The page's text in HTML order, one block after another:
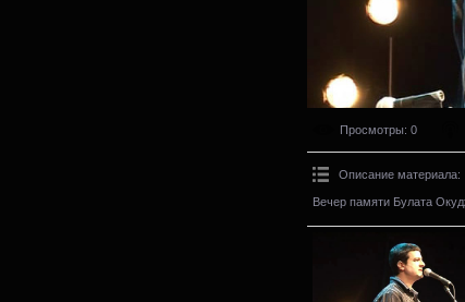
Просмотры: 0
Описание материала:
Вечер памяти Булата